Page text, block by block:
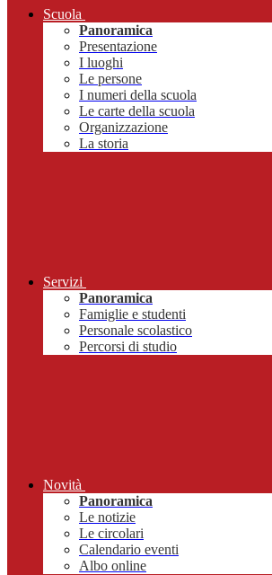
Scuola
Panoramica
Presentazione
I luoghi
Le persone
I numeri della scuola
Le carte della scuola
Organizzazione
La storia
Servizi
Panoramica
Famiglie e studenti
Personale scolastico
Percorsi di studio
Novità
Panoramica
Le notizie
Le circolari
Calendario eventi
Albo online